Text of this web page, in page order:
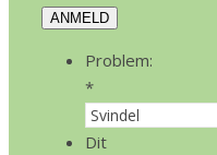
ANMELD
Problem:
*
Dit